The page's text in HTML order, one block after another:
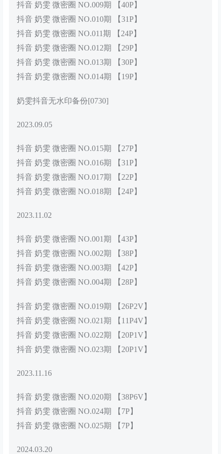
抖音 奶雯 微密圈 NO.009期 【40P】
抖音 奶雯 微密圈 NO.010期 【31P】
抖音 奶雯 微密圈 NO.011期 【24P】
抖音 奶雯 微密圈 NO.012期 【29P】
抖音 奶雯 微密圈 NO.013期 【30P】
抖音 奶雯 微密圈 NO.014期 【19P】
奶雯抖音无水印备份[0730]
2023.09.05
抖音 奶雯 微密圈 NO.015期 【27P】
抖音 奶雯 微密圈 NO.016期 【31P】
抖音 奶雯 微密圈 NO.017期 【22P】
抖音 奶雯 微密圈 NO.018期 【24P】
2023.11.02
抖音 奶雯 微密圈 NO.001期 【43P】
抖音 奶雯 微密圈 NO.002期 【38P】
抖音 奶雯 微密圈 NO.003期 【42P】
抖音 奶雯 微密圈 NO.004期 【28P】
抖音 奶雯 微密圈 NO.019期 【26P2V】
抖音 奶雯 微密圈 NO.021期 【11P4V】
抖音 奶雯 微密圈 NO.022期 【20P1V】
抖音 奶雯 微密圈 NO.023期 【20P1V】
2023.11.16
抖音 奶雯 微密圈 NO.020期 【38P6V】
抖音 奶雯 微密圈 NO.024期 【7P】
抖音 奶雯 微密圈 NO.025期 【7P】
2024.03.20